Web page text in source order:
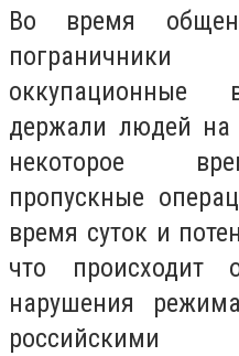
Во время
оккупационные
держали людей на
некоторое
пропускные
время суток и
что происходит
нарушения